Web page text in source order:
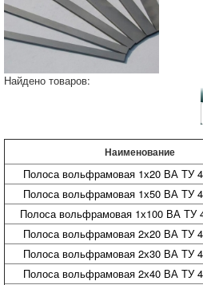
Найдено товаров:
Наименование
Полоса вольфрамовая 1х20 ВА ТУ
Полоса вольфрамовая 1х50 ВА ТУ
Полоса вольфрамовая 1х100 ВА ТУ
Полоса вольфрамовая 2х20 ВА ТУ
Полоса вольфрамовая 2х30 ВА ТУ
Полоса вольфрамовая 2х40 ВА ТУ